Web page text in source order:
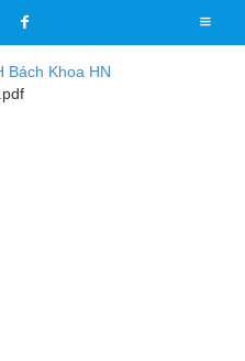
T
o
Bách Khoa HN